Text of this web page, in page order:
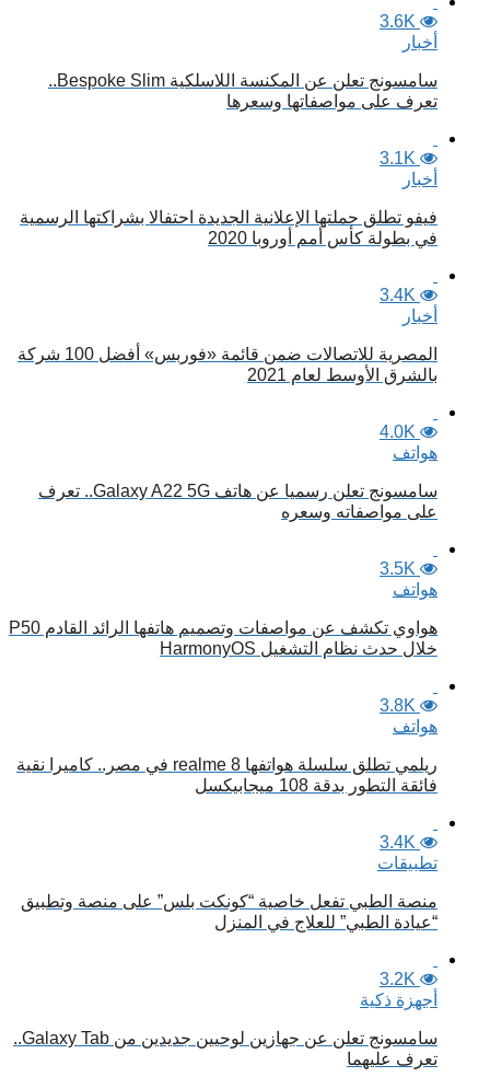
3.6K
أخبار
سامسونج تعلن عن المكنسة اللاسلكية Bespoke Slim..
تعرف على مواصفاتها وسعرها
3.1K
أخبار
فيفو تطلق حملتها الإعلانية الجديدة احتفالا بشراكتها الرسمية
في بطولة كأس أمم أوروبا 2020
3.4K
أخبار
المصرية للاتصالات ضمن قائمة «فوربس» أفضل 100 شركة
بالشرق الأوسط لعام 2021
4.0K
هواتف
سامسونج تعلن رسميا عن هاتف Galaxy A22 5G.. تعرف
على مواصفاته وسعره
3.5K
هواتف
هواوي تكشف عن مواصفات وتصميم هاتفها الرائد القادم P50
خلال حدث نظام التشغيل HarmonyOS
3.8K
هواتف
ريلمي تطلق سلسلة هواتفها realme 8 في مصر.. كاميرا نقية
فائقة التطور بدقة 108 ميجابيكسل
3.4K
تطبيقات
منصة الطبي تفعل خاصية “كونكت بلس” على منصة وتطبيق
“عيادة الطبي” للعلاج في المنزل
3.2K
أجهزة ذكية
سامسونج تعلن عن جهازين لوحيين جديدين من Galaxy Tab..
تعرف عليهما